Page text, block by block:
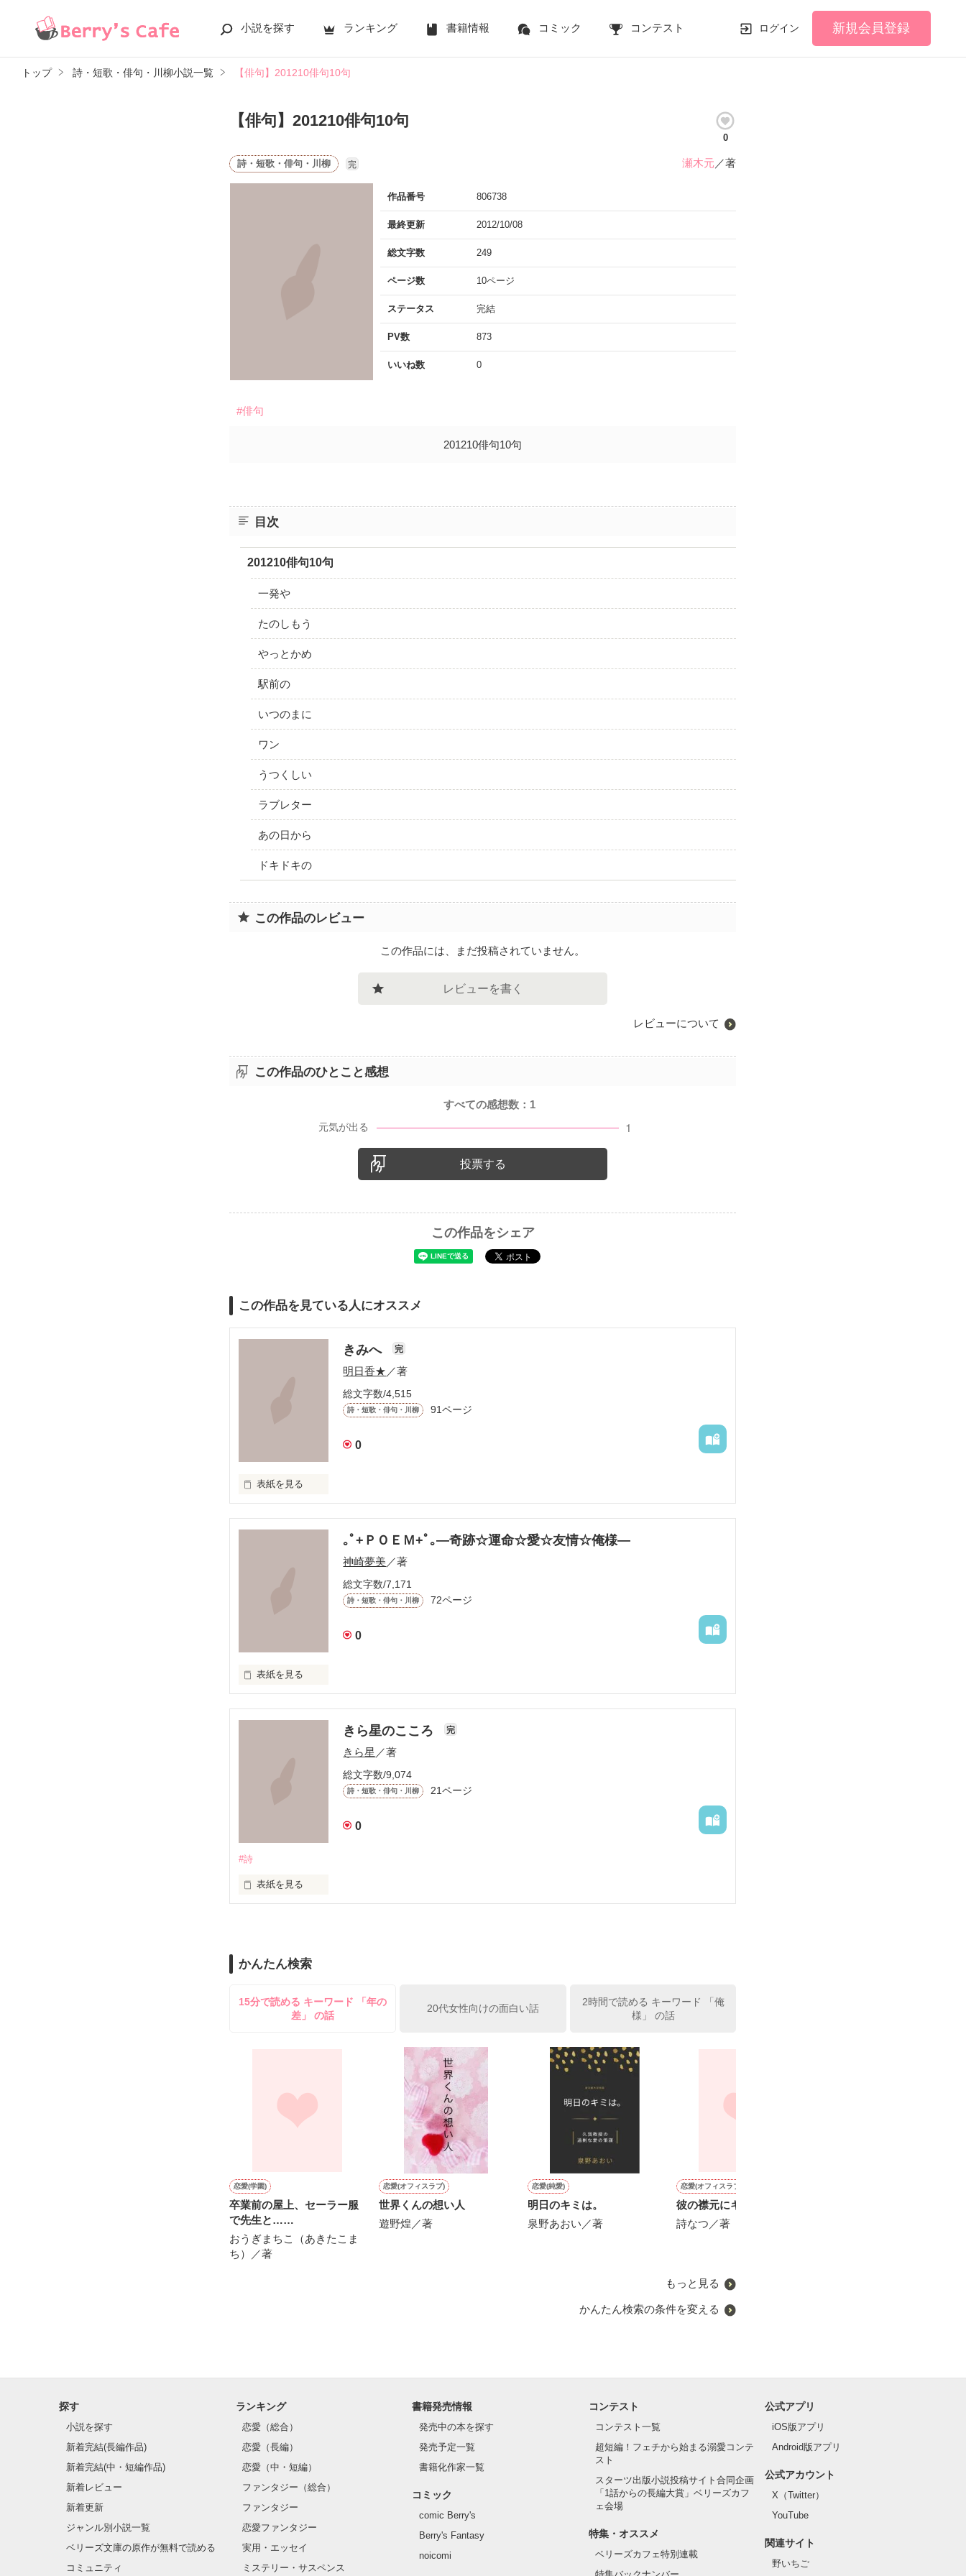
小説を探す ランキング 書籍情報 コミック コンテスト ログイン 新規会員登録
トップ 詩・短歌・俳句・川柳小説一覧 【俳句】201210俳句10句
【俳句】201210俳句10句
0
詩・短歌・俳句・川柳 完 瀬木元 ／著
作品番号 806738
最終更新 2012/10/08
総文字数 249
ページ数 10ページ
ステータス 完結
PV数 873
いいね数 0
#俳句
201210俳句10句
目次
201210俳句10句
一発や
たのしもう
やっとかめ
駅前の
いつのまに
ワン
うつくしい
ラブレター
あの日から
ドキドキの
この作品のレビュー
この作品には、まだ投稿されていません。
レビューを書く
レビューについて
この作品のひとこと感想
すべての感想数： 1
投票する
この作品をシェア
この作品を見ている人にオススメ
きみへ 完
明日香★／著
総文字数/4,515
詩・短歌・俳句・川柳 91ページ
0
表紙を見る
たくさんの気持ちと思い出を､､､ ｡ﾟ+ＰＯＥＭ+ﾟ｡―奇跡☆運命☆愛☆友情☆俺様―
神崎夢美／著
総文字数/7,171
詩・短歌・俳句・川柳 72ページ
0
表紙を見る
画像や有名なマンガの
読みながら
当ててみて下さい☆
私の考えたのも
参考として
見てくださるのら
*｡+*｡+*+*｡｡*+｡*゜*+｡+*
作品を読む
きら星のこころ 完
きら星 ／著
総文字数/9,074
詩・短歌・俳句・川柳 21ページ
0
#詩
表紙を見る
よかったら覗いてみてください。
その辺りは温かい目でご覧頂けると嬉しいです。
作品を読む
かんたん検索
15分で読める キーワード 「年の
差」 の話
20代女性向けの面白い話
2時間で読める キーワード 「俺
様」 の話
恋愛(学園)
卒業前の屋上、セーラー服
で先生と……
おうぎまちこ（あきたこま
ち）／著
恋愛(オフィスラブ)
世界くんの想い人
遊野煌／著
恋愛(純愛)
明日のキミは。
泉野あおい／著
恋愛(オフィスラブ)
彼の襟元にキスマーク。
詩なつ／著
もっと見る
かんたん検索の条件を変える
探す
小説を探す
新着完結(長編作品)
新着完結(中・短編作品)
新着レビュー
新着更新
ジャンル別小説一覧
ベリーズ文庫の原作が無料で読める
コミュニティ
ランキング
恋愛（総合）
恋愛（長編）
恋愛（中・短編）
ファンタジー（総合）
ファンタジー
恋愛ファンタジー
実用・エッセイ
ミステリー・サスペンス
書籍発売情報
発売中の本を探す
発売予定一覧
書籍化作家一覧
コミック
comic Berry's
Berry's Fantasy
noicomi
コンテスト
コンテスト一覧
超短編！フェチから始まる溺愛コンテ
スト
スターツ出版小説投稿サイト合同企画
「1話からの長編大賞」ベリーズカフ
ェ会場
特集・オススメ
ベリーズカフェ特別連載
公式アプリ
iOS版アプリ
Android版アプリ
公式アカウント
X（Twitter）
YouTube
関連サイト
野いちご